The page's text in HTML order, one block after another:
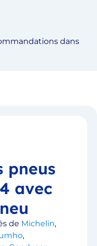
dans
pneus
avec
de Michelin,
,